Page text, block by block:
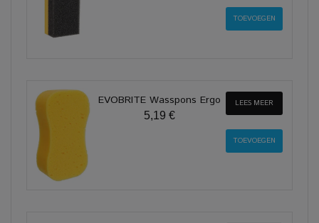
EVOBRITE Wasspons Ergo
5,19 €
LEES MEER